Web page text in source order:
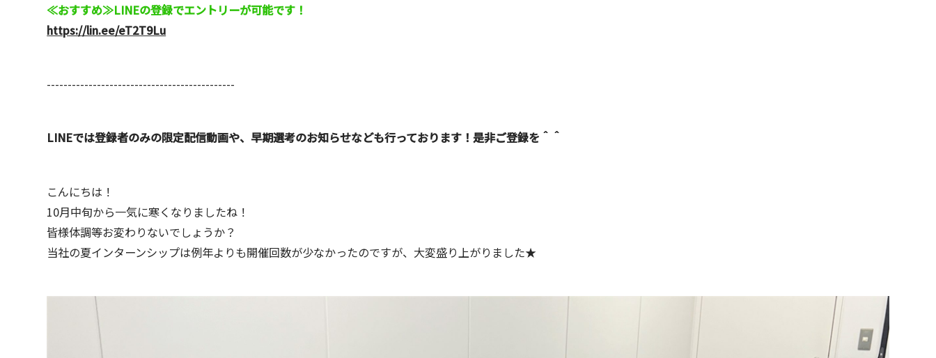
≪おすすめ≫LINEの登録でエントリーが可能です！
https://lin.ee/eT2T9Lu
---------------------------------------------
LINEでは登録者のみの限定配信動画や、早期選考のお知らせなども行っております！是非ご登録を＾＾
こんにちは！
10月中旬から一気に寒くなりましたね！
皆様体調等お変わりないでしょうか？
当社の夏インターンシップは例年よりも開催回数が少なかったのですが、大変盛り上がりました★